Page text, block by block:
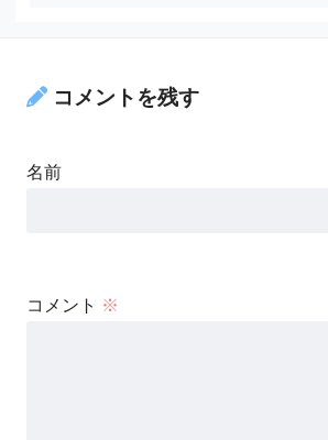
コメントを残す
コメント ※
名前